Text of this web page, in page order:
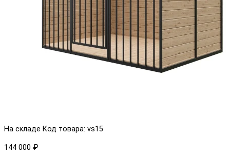
На складе Код товара: vs15
144 000 ₽